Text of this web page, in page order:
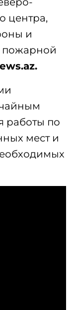
центра,
и
пожарной
работы по
мест и